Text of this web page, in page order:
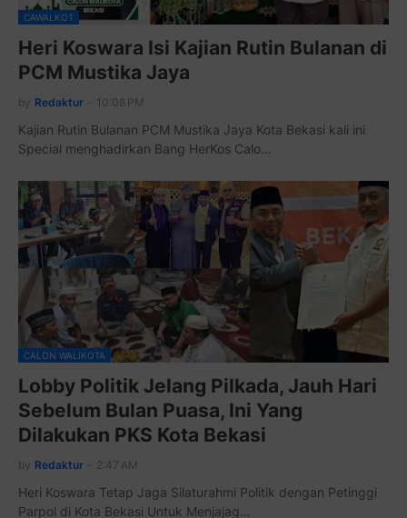
CAWALKOT
Heri Koswara Isi Kajian Rutin Bulanan di
PCM Mustika Jaya
by Redaktur 10:08 PM
Kajian Rutin Bulanan PCM Mustika Jaya Kota Bekasi kali ini
Special menghadirkan Bang HerKos Calo…
CALON WALIKOTA
Lobby Politik Jelang Pilkada, Jauh Hari
Sebelum Bulan Puasa, Ini Yang
Dilakukan PKS Kota Bekasi
by Redaktur 2:47 AM
Heri Koswara Tetap Jaga Silaturahmi Politik dengan Petinggi
Parpol di Kota Bekasi Untuk Menjajag…